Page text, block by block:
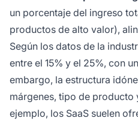
un porcentaje del ingreso
productos de alto valor),
Según los datos de la
entre el 15% y el 25%, con
embargo, la estructura
márgenes, tipo de producto
ejemplo, los SaaS suelen